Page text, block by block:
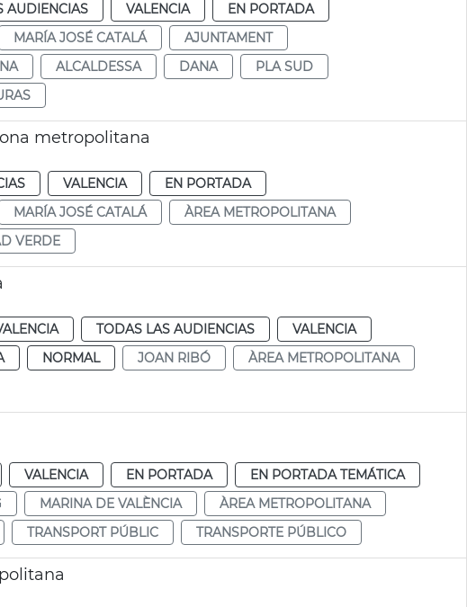
AUDIENCIAS VALENCIA
EN PORTADA
MARÍA JOSÉ CATALÁ
AJUNTAMENT
ALCALDESSA DANA
PLA SUD
metropolitana
VALENCIA
EN PORTADA
MARÍA JOSÉ CATALÁ
ÀREA METROPOLITANA
VERDE
TODAS LAS AUDIENCIAS
VALENCIA
NORMAL JOAN RIBÓ
ÀREA METROPOLITANA
VALENCIA EN PORTADA
EN PORTADA TEMÁTICA
MARINA DE VALÈNCIA
ÀREA METROPOLITANA
TRANSPORT PÚBLIC TRANSPORTE PÚBLICO